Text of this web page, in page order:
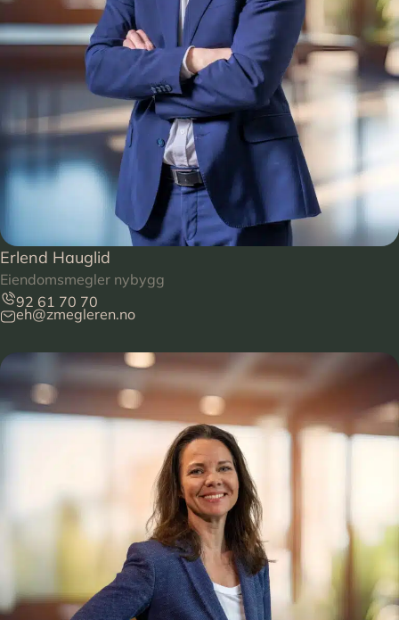
Erlend Hauglid
Eiendomsmegler nybygg
92 61 70 70
eh@zmegleren.no